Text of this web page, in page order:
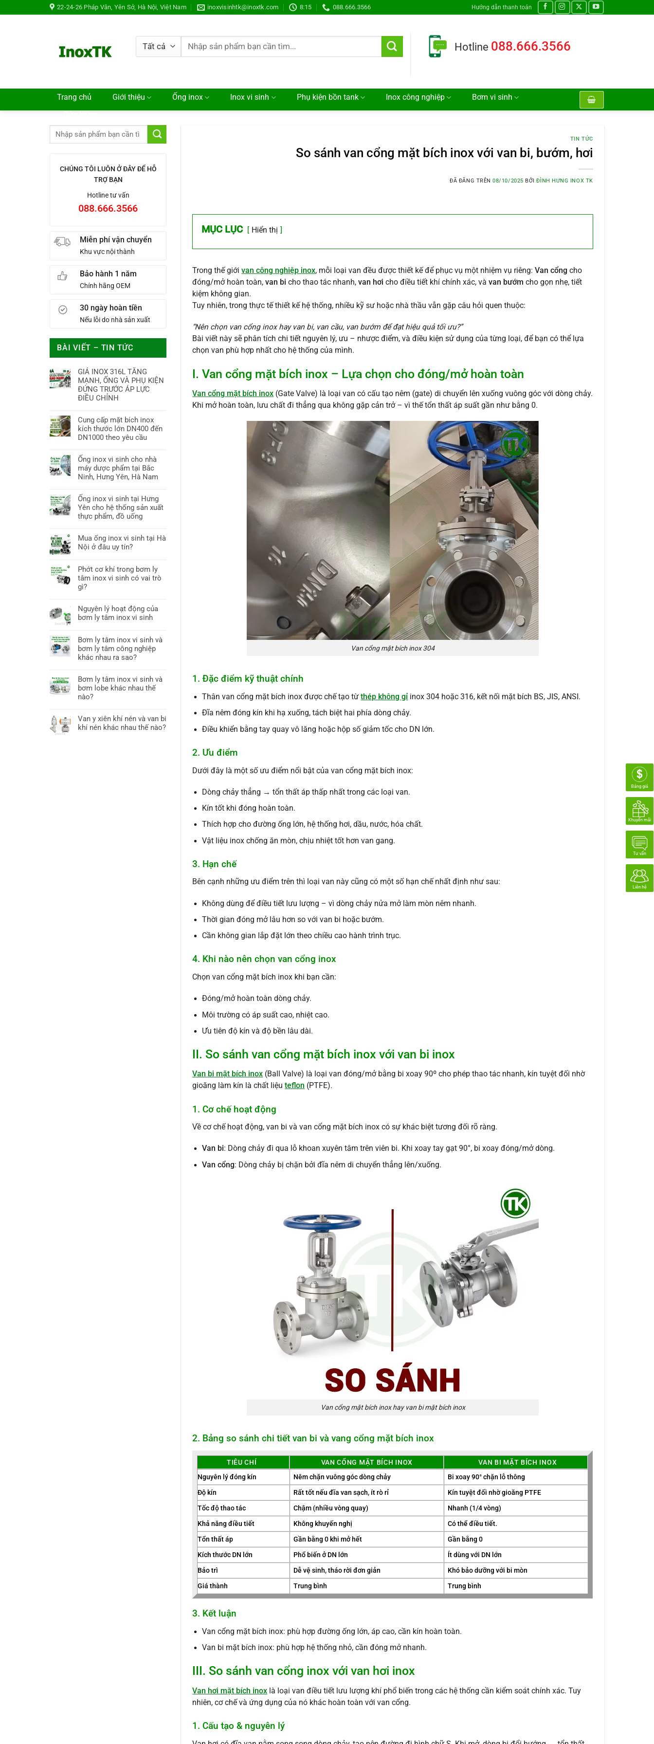
đến
22-24-26 Pháp Vân, Yên Sở, Hà Nội, Việt Nam inoxvisinhtk@inoxtk.com 8:15 088.666.3566 Hướng dẫn thanh toán
Tìm
kiếm:
Hotline 088.666.3566
Trang chủ Giới thiệu Ống inox Inox vi sinh Phụ kiện bồn tank Inox công nghiệp
Bơm vi sinh
CHÚNG TÔI LUÔN Ở ĐÂY ĐỂ HỖ
TRỢ BẠN
Hotline tư vấn
088.666.3566
Miễn phí vận chuyển
Khu vực nội thành
Bảo hành 1 năm
Chính hãng OEM
30 ngày hoàn tiền
Nếu lỗi do nhà sản xuất
BÀI VIẾT – TIN TỨC
GIÁ INOX 316L TĂNG
MẠNH, ỐNG VÀ PHỤ KIỆN
ĐỨNG TRƯỚC ÁP LỰC
ĐIỀU CHỈNH
Cung cấp mặt bích inox
kích thước lớn DN400 đến
DN1000 theo yêu cầu
Ống inox vi sinh cho nhà
máy dược phẩm tại Bắc
Ninh, Hưng Yên, Hà Nam
Ống inox vi sinh tại Hưng
Yên cho hệ thống sản xuất
thực phẩm, đồ uống
Mua ống inox vi sinh tại Hà
Nội ở đâu uy tín?
Phớt cơ khí trong bơm ly
tâm inox vi sinh có vai trò
gì?
Nguyên lý hoạt động của
bơm ly tâm inox vi sinh
Bơm ly tâm inox vi sinh và
bơm ly tâm công nghiệp
khác nhau ra sao?
Bơm ly tâm inox vi sinh và
bơm lobe khác nhau thế
nào?
Van y xiên khí nén và van bi
khí nén khác nhau thế nào?
TIN TỨC
So sánh van cổng mặt bích inox với van bi, bướm, hơi
ĐÃ ĐĂNG TRÊN08/10/2025 BỞIĐÌNH HƯNG INOX TK
MỤC LỤC Hiển thị
Trong thế giớivan công nghiệp inox, mỗi loại van đều được thiết kế để phục vụ một nhiệm vụ riêng:Van cổng cho
đóng/mở hoàn toàn,van bi cho thao tác nhanh,van hơi cho điều tiết khí chính xác, vàvan bướm cho gọn nhẹ, tiết
kiệm không gian.
Tuy nhiên, trong thực tế thiết kế hệ thống, nhiều kỹ sư hoặc nhà thầu vẫn gặp câu hỏi quen thuộc:
“Nên chọn van cổng inox hay van bi, van cầu, van bướm để đạt hiệu quả tối ưu?”
Bài viết này sẽ phân tích chi tiết nguyên lý, ưu – nhược điểm, và điều kiện sử dụng của từng loại, để bạn có thể lựa
chọn van phù hợp nhất cho hệ thống của mình.
I. Van cổng mặt bích inox – Lựa chọn cho đóng/mở hoàn toàn
Van cổng mặt bích inox (Gate Valve) là loại van có cấu tạo nêm (gate) di chuyển lên xuống vuông góc với dòng chảy.
Khi mở hoàn toàn, lưu chất đi thẳng qua không gặp cản trở – vì thế tổn thất áp suất gần như bằng 0.
Van cổng mặt bích inox 304
1. Đặc điểm kỹ thuật chính
Thân van cổng mặt bích inox được chế tạo từthép không gỉ inox 304 hoặc 316, kết nối mặt bích BS, JIS, ANSI.
Đĩa nêm đóng kín khi hạ xuống, tách biệt hai phía dòng chảy.
Điều khiển bằng tay quay vô lăng hoặc hộp số giảm tốc cho DN lớn.
2. Ưu điểm
Dưới đây là một số ưu điểm nổi bật của van cổng mặt bích inox:
Dòng chảy thẳng → tổn thất áp thấp nhất trong các loại van.
Kín tốt khi đóng hoàn toàn.
Thích hợp cho đường ống lớn, hệ thống hơi, dầu, nước, hóa chất.
Vật liệu inox chống ăn mòn, chịu nhiệt tốt hơn van gang.
3. Hạn chế
Bên cạnh những ưu điểm trên thì loại van này cũng có một số hạn chế nhất định như sau:
Không dùng để điều tiết lưu lượng – vì dòng chảy nửa mở làm mòn nêm nhanh.
Thời gian đóng mở lâu hơn so với van bi hoặc bướm.
Cần không gian lắp đặt lớn theo chiều cao hành trình trục.
4. Khi nào nên chọn van cổng inox
Chọn van cổng mặt bích inox khi bạn cần:
Đóng/mở hoàn toàn dòng chảy.
Môi trường có áp suất cao, nhiệt cao.
Ưu tiên độ kín và độ bền lâu dài.
II. So sánh van cổng mặt bích inox với van bi inox
Van bi mặt bích inox (Ball Valve) là loại van đóng/mở bằng bi xoay 90º cho phép thao tác nhanh, kín tuyệt đối nhờ
gioăng làm kín là chất liệuteflon (PTFE).
1. Cơ chế hoạt động
Về cơ chế hoạt động, van bi và van cổng mặt bích inox có sự khác biệt tương đối rõ ràng.
Van bi: Dòng chảy đi qua lỗ khoan xuyên tâm trên viên bi. Khi xoay tay gạt 90°, bi xoay đóng/mở dòng.
Van cổng: Dòng chảy bị chặn bởi đĩa nêm di chuyển thẳng lên/xuống.
Van cổng mặt bích inox hay van bi mặt bích inox
2. Bảng so sánh chi tiết van bi và vang cổng mặt bích inox
TIÊU CHÍ VAN CỔNG MẶT BÍCH INOX
VAN BI MẶT BÍCH INOX
Nguyên lý đóng kín
Nêm chặn vuông góc dòng chảy
Bi xoay 90° chặn lỗ thông
Độ kín
Rất tốt nếu đĩa van sạch, ít rò rỉ
Kín tuyệt đối nhờ gioăng PTFE
Tốc độ thao tác
Chậm (nhiều vòng quay)
Nhanh (1/4 vòng)
Khả năng điều tiết
Không khuyến nghị
Có thể điều tiết.
Tổn thất áp
Gần bằng 0 khi mở hết
Gần bằng 0
Kích thước DN lớn
Phổ biến ở DN lớn
Ít dùng với DN lớn
Bảo trì
Dễ vệ sinh, tháo rời đơn giản
Khó bảo dưỡng với bi mòn
Giá thành
Trung bình Trung bình
3. Kết luận
Van cổng mặt bích inox: phù hợp đường ống lớn, áp cao, cần kín hoàn toàn.
Van bi mặt bích inox: phù hợp hệ thống nhỏ, cần đóng mở nhanh.
III. So sánh van cổng inox với van hơi inox
Van hơi mặt bích inox là loại van điều tiết lưu lượng khí phổ biến trong các hệ thống cần kiểm soát chính xác. Tuy
nhiên, cơ chế và ứng dụng của nó khác hoàn toàn với van cổng.
1. Cấu tạo & nguyên lý
Bảng giá
Khuyến mãi
Tư vấn
Liên hệ